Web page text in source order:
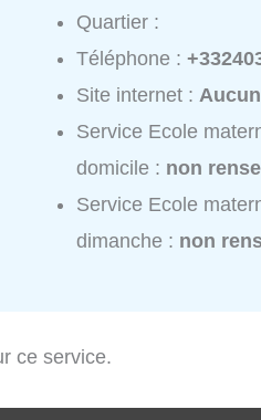
Quartier :
Téléphone :
Site internet :
Service Ecole
domicile : non
Service Ecole
dimanche : non
ce service.